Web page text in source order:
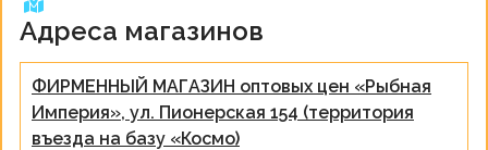
Адреса магазинов
ФИРМЕННЫЙ МАГАЗИН оптовых цен «Рыбная
Империя», ул. Пионерская 154 (территория
въезда на базу «Космо)